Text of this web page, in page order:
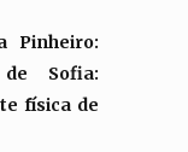
Pinheiro:
de Sofia:
física de